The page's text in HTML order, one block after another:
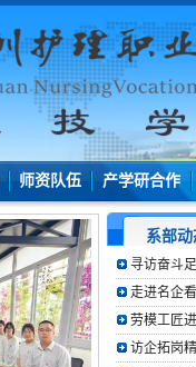
师资队伍 产学研合作
系部动
寻访奋斗
走进名企
劳模工匠
访企拓岗